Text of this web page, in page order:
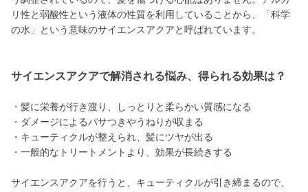
リ性と弱酸性という液体の性質を利用していることから、「科学
の水」という意味のサイエンスアクアと呼ばれています。
サイエンスアクアで解消される悩み、得られる効果は？
・髪に栄養が行き渡り、しっとりと柔らかい質感になる
・ダメージによるパサつきやうねりが収まる
・キューティクルが整えられ、髪にツヤが出る
・一般的なトリートメントより、効果が長続きする
サイエンスアクアを行うと、キューティクルが引き締まるので、